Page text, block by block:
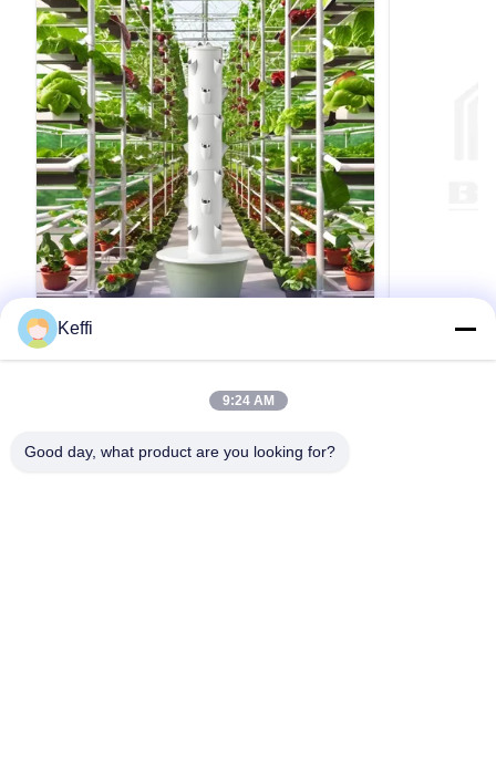
30L 7層 商業用垂直水栽培システム 自動
ポンプ 水栽培栽培塔 野菜生産
製品説明 植物栽培項目レタス栽培 垂直水栽培塔
選択可能な層7層水タンク30L材料ABS/プラスチ
穴色ホワイト注記上記の仕様に加えて,層数をカ
30L 6段
ー 垂直水耕
Keffi
9:24 AM
Good day, what product are you looking for?